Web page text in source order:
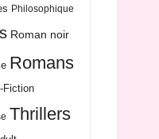
Philosophique
Roman noir
Romans
Fiction
Thrillers